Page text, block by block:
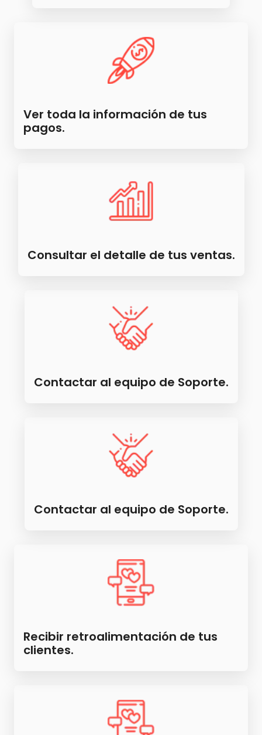
Ver toda la información de tus
pagos.
Consultar el detalle de tus ventas.
Contactar al equipo de Soporte.
Contactar al equipo de Soporte.
Recibir retroalimentación de tus
clientes.